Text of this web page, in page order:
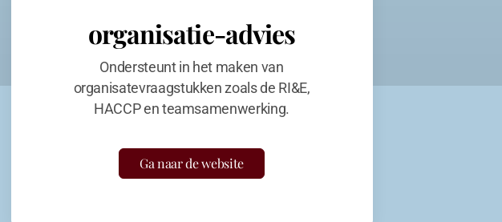
organisatie-advies
Ondersteunt in het maken van
organisatevraagstukken zoals de RI&E,
HACCP en teamsamenwerking.
Ga naar de website